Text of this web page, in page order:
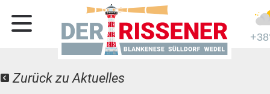
Zurück zu Aktuelles